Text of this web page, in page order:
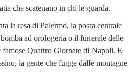
che scatenano in chi le guarda.
la resa di Palermo, la posta centrale
ad orologeria o il funerale delle
Quattro Giornate di Napoli. E
la gente che fugge dalle montagne